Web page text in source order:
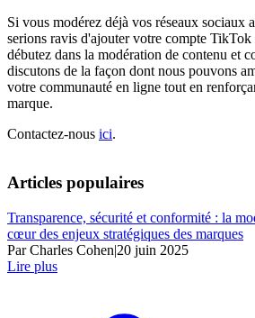
Si vous modérez déjà vos réseaux sociaux
serions ravis d'ajouter votre compte
débutez dans la modération de contenu et
discutons de la façon dont nous pouvons
votre communauté en ligne tout en
marque.
Contactez-nous ici.
Articles populaires
Transparence, sécurité et conformité : la
cœur des enjeux stratégiques des marques
Par Charles Cohen|20 juin 2025
Lire plus